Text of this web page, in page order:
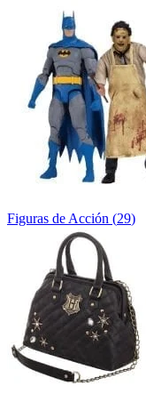
Figuras de Acción (29)